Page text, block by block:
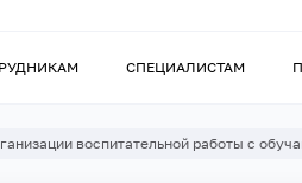
СПЕЦИАЛИСТАМ
воспитательной работы с